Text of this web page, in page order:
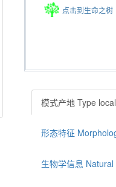
点击到生命之树
模式产地 Type
形态特征
生物学信息